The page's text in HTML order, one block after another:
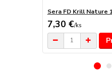
Sera FD Krill Nature
7,30 €/ks